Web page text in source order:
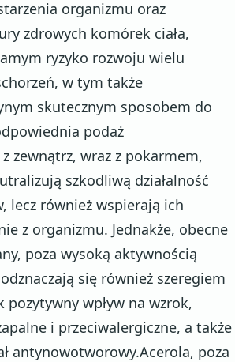
organizmu oraz
zdrowych komórek ciała,
ryzyko rozwoju wielu
w tym także
skutecznym sposobem do
podaż
zewnątrz, wraz z pokarmem,
szkodliwą działalność
lecz również wspierają ich
z organizmu. Jednakże, obecne
poza wysoką aktywnością
się również szeregiem
pozytywny wpływ na wzrok,
i przeciwalergiczne, a także
antynowotworowy.Acerola, poza